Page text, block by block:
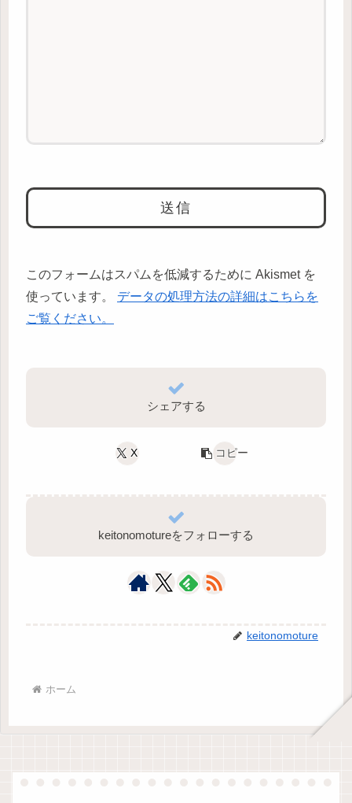
このフォームはスパムを低減するために Akismet を
使っています。 データの処理方法の詳細はこちらを
ご覧ください。
シェアする
X コピー
keitonomotureをフォローする
keitonomoture
ホーム